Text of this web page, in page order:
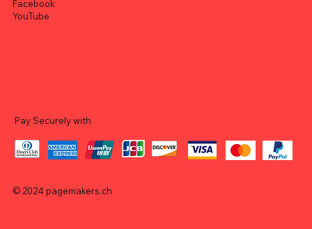
Facebook
YouTube
Pay Securely with
© 2024pagemakers.ch